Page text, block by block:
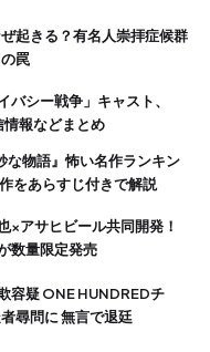
罠
報などまとめ
をあらすじ付きで解説
数量限定発売
尋問に 無言で退廷